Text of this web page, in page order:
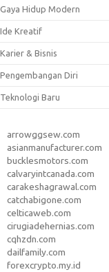
Gaya Hidup Modern
Ide Kreatif
Karier & Bisnis
Pengembangan Diri
Teknologi Baru
arrowggsew.com
asianmanufacturer.com
bucklesmotors.com
calvaryintcanada.com
carakeshagrawal.com
catchabigone.com
celticaweb.com
cirugiadehernias.com
cqhzdn.com
dailfamily.com
forexcrypto.my.id